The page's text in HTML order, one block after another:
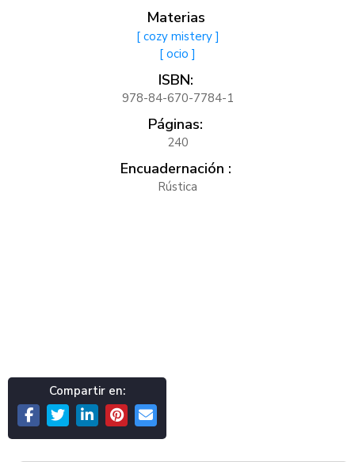
Materias
[ cozy mistery ]
[ ocio ]
ISBN:
978-84-670-7784-1
Páginas:
240
Encuadernación :
Rústica
Compartir en: